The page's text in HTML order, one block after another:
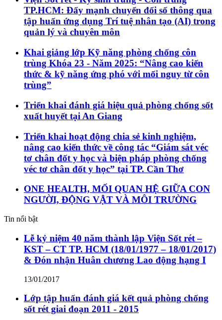
TP.HCM: Đẩy mạnh chuyển đổi số thông qua
tập huấn ứng dụng Trí tuệ nhân tạo (AI) trong
quản lý và chuyên môn
Khai giảng lớp Kỹ năng phòng chống côn
trùng Khóa 23 - Năm 2025: “Nâng cao kiến
thức & kỹ năng ứng phó với mối nguy từ côn
trùng”
Triển khai đánh giá hiệu quả phòng chống sốt
xuất huyết tại An Giang
Triển khai hoạt động chia sẻ kinh nghiệm,
nâng cao kiến thức về công tác “Giám sát véc
tơ chân đốt y học và biện pháp phòng chống
véc tơ chân đốt y học” tại TP. Cần Thơ
ONE HEALTH, MỐI QUAN HỆ GIỮA CON
NGƯỜI, ĐỘNG VẬT VÀ MÔI TRƯỜNG
Tin nổi bật
Lễ kỷ niệm 40 năm thành lập Viện Sốt rét –
KST – CT TP. HCM (18/01/1977 – 18/01/2017)
& Đón nhận Huân chương Lao động hạng I
13/01/2017
Lớp tập huấn đánh giá kết quả phòng chống
sốt rét giai đoạn 2011 - 2015